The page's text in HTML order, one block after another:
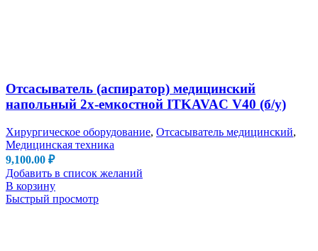
Отсасыватель (аспиратор) медицинский
напольный 2х-емкостной ITKAVAC V40 (б/у)
Хирургическое оборудование, Отсасыватель медицинский,
Медицинская техника
9,100.00 ₽
Добавить в список желаний
В корзину
Быстрый просмотр